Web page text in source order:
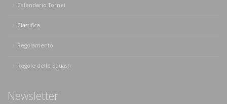
Calendario Tornei
Classifica
Regolamento
Regole dello Squash
Newsletter